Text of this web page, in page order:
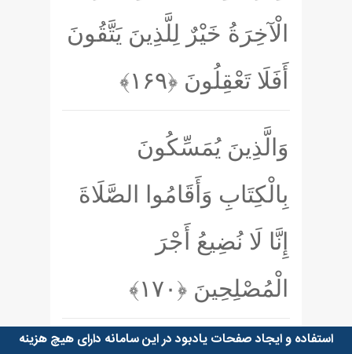
الْآخِرَةُ خَيْرٌ لِلَّذِينَ يَتَّقُونَ
أَفَلَا تَعْقِلُونَ ﴿۱۶۹﴾
وَالَّذِينَ يُمَسِّكُونَ
بِالْكِتَابِ وَأَقَامُوا الصَّلَاةَ
إِنَّا لَا نُضِيعُ أَجْرَ
الْمُصْلِحِينَ ﴿۱۷۰﴾
استفاده و ایجاد صفحات یادبود در این سامانه دارای هیچ هزینه